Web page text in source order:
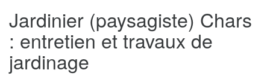
Jardinier (paysagiste) Chars
: entretien et travaux de
jardinage